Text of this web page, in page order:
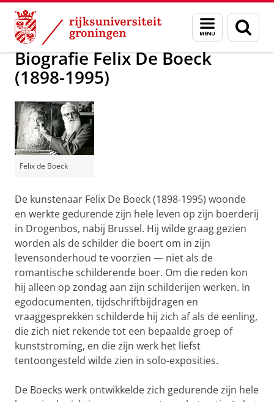
Skip
Content
Skip
Navigation
Menu
en
zoeken
Onderzoek Biografie Instituut
Biografie Felix De Boeck
(1898-1995)
Felix de Boeck
De kunstenaar Felix De Boeck (1898-1995) woonde
en werkte gedurende zijn hele leven op zijn boerderij
in Drogenbos, nabij Brussel. Hij wilde graag gezien
worden als de schilder die boert om in zijn
levensonderhoud te voorzien ― niet als de
romantische schilderende boer. Om die reden kon
hij alleen op zondag aan zijn schilderijen werken. In
egodocumenten, tijdschriftbijdragen en
vraaggesprekken schilderde hij zich af als de eenling,
die zich niet rekende tot een bepaalde groep of
kunststroming, en die zijn werk het liefst
tentoongesteld wilde zien in solo-exposities.
De Boecks werk ontwikkelde zich gedurende zijn hele